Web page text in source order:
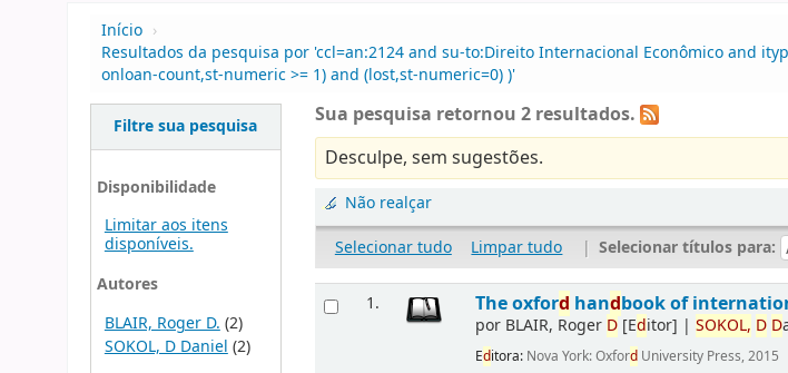
Início ›
Resultados da pesquisa por 'ccl=an:2124 and su-to:Direito Internacional Econômico and
onloan-count,st-numeric >= 1) and (lost,st-numeric=0) )'
Filtre sua pesquisa
Disponibilidade
Limitar aos itens
disponíveis.
Autores
BLAIR, Roger D. (2)
SOKOL, D Daniel(2)
Sua pesquisa retornou 2 resultados.
Desculpe, sem sugestões.
Não realçar
Selecionar tudo
Limpar tudo | Selecionar títulos para:
1. The oxford handbook of
por BLAIR, Roger D [Editor] |SOKOL, D D
Editora: Nova York: Oxford University Press, 2015